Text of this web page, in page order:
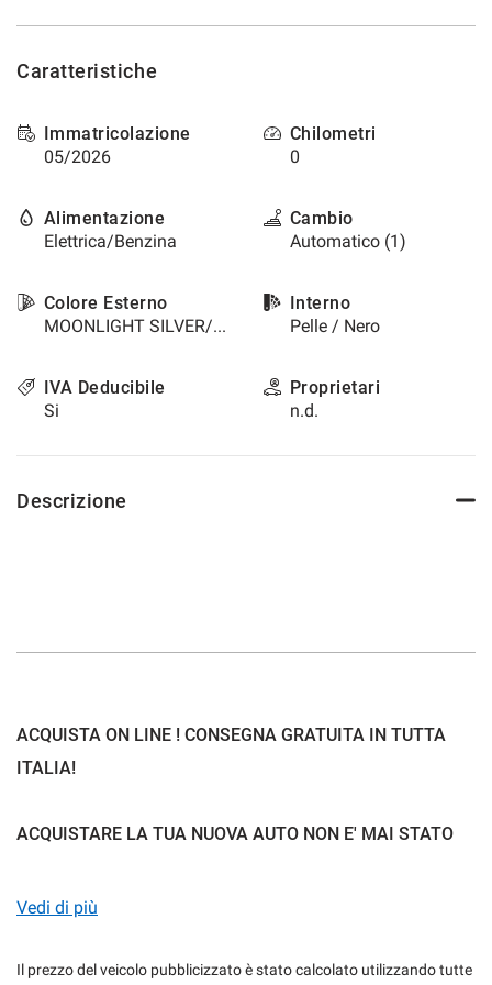
Caratteristiche
Immatricolazione
05/2026
Chilometri
0
Alimentazione
Elettrica/Benzina
Cambio
Automatico (1)
Colore Esterno
MOONLIGHT SILVER/TETTO NERO / Metallizzato
Interno
Pelle / Nero
IVA Deducibile
Si
Proprietari
n.d.
Descrizione
ACQUISTA ON LINE ! CONSEGNA GRATUITA IN TUTTA
ITALIA!
ACQUISTARE LA TUA NUOVA AUTO NON E' MAI STATO
1) SCEGLI LA TUA NUOVA AUTO
Vedi di più
Il prezzo del veicolo pubblicizzato è stato calcolato utilizzando tutte
questi
di
rimanda
alla
Puoi
rivedere
le
tue
qualsiasi
momento.
Cookie per il miglioramento dell'esperienza utente
cookie
policy